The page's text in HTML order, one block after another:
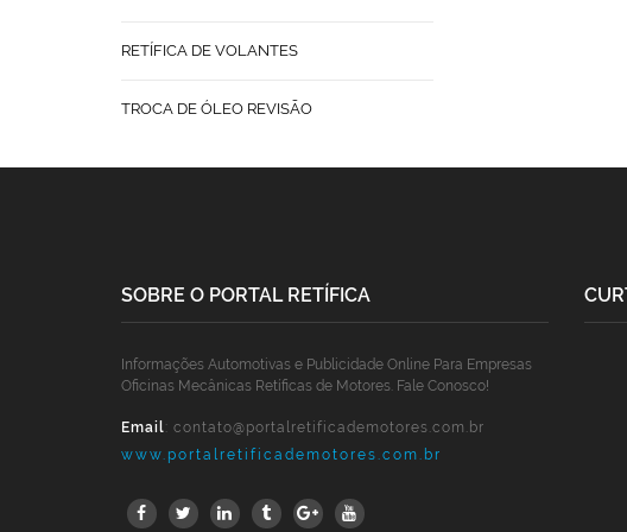
RETÍFICA DE VOLANTES
TROCA DE ÓLEO REVISÃO
SOBRE O PORTAL RETÍFICA
Informações Automotivas e Publicidade Online Para Empresas
Oficinas Mecânicas Retíficas de Motores. Fale Conosco!
Email: contato@portalretificademotores.com.br
www.portalretificademotores.com.br